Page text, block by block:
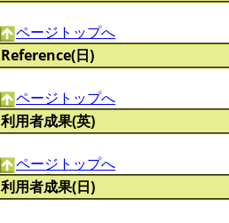
ページトップへ
Reference(日)
ページトップへ
利用者成果(英)
ページトップへ
利用者成果(日)